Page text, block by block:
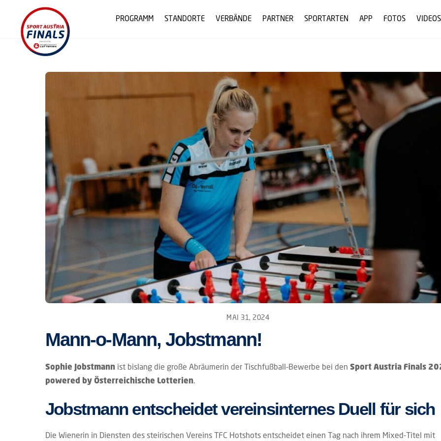
content
PROGRAMM STANDORTE VERBÄNDE PARTNER SPORTARTEN APP FOTOS
MAI 31, 2024
Mann-o-Mann, Jobstmann!
Sophie Jobstmann ist bislang die große Abräumerin der Tischfußball-Bewerbe bei den Sport Austria Finals
powered by Österreichische Lotterien.
Jobstmann entscheidet vereinsinternes Duell für sich
Die Wienerin in Diensten des steirischen Vereins TFC Hotshots entscheidet einen Tag nach ihrem Mixed-Titel mit